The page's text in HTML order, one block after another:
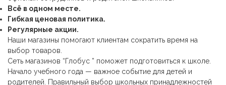
Всё в одном месте.
Гибкая ценовая политика.
Регулярные акции.
Наши магазины помогают клиентам сократить время на
выбор товаров.
Сеть магазинов “Глобус ” поможет подготовиться к школе.
Начало учебного года — важное событие для детей и
родителей. Правильный выбор школьных принадлежностей